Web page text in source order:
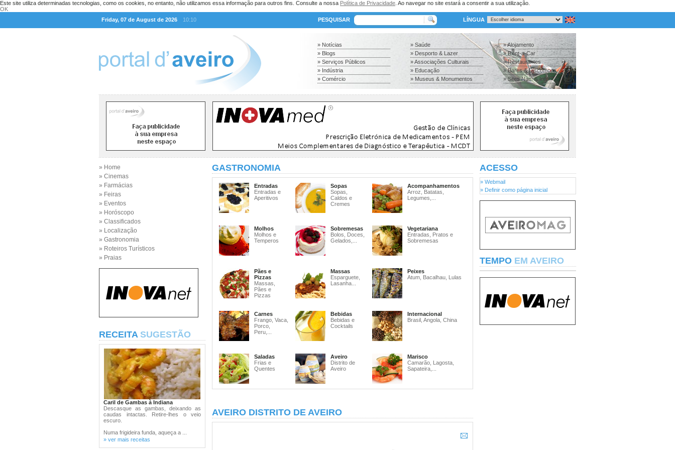
Este site utiliza determinadas tecnologias, como os cookies, no entanto, não utilizamos essa informação para outros fins. Consulte a nossa Política de Privacidade . Ao navegar no site estará a consentir a sua utilização.
OK
Friday, 07 de August de 2026
10:10 PESQUISAR LÍNGUA
» Notícias
» Blogs
» Serviços Públicos
» Indústria
» Comércio
» Saúde
» Desporto & Lazer
» Associações Culturais
» Educação
» Museus & Monumentos
» Alojamento
» Rent-a-Car
» Restaurantes
» Bares & Discotecas
» Sites Nac. & Inter.
» Home
» Cinemas
» Farmácias
» Feiras
» Eventos
» Horóscopo
» Classificados
» Localização
» Gastronomia
» Roteiros Turísticos
» Praias
RECEITA SUGESTÃO
Caril de Gambas à Indiana
Descasque as gambas, deixando as
caudas intactas. Retire-lhes o veio
escuro.
Numa frigideira funda, aqueça a ...
» ver mais receitas
GASTRONOMIA
Entradas
Entradas e
Aperitivos
Sopas
Sopas,
Caldos e
Cremes
Acompanhamentos
Arroz, Batatas,
Legumes,...
Molhos
Molhos e
Temperos
Sobremesas
Bolos, Doces,
Gelados,...
Vegetariana
Entradas, Pratos e
Sobremesas
Pães e
Pizzas
Massas,
Pães e
Pizzas
Massas
Esparguete,
Lasanha...
Peixes
Atum, Bacalhau, Lulas
Carnes
Frango, Vaca,
Porco,
Peru,...
Bebidas
Bebidas e
Cocktails
Internacional
Brasil, Angola, China
Saladas
Frias e
Quentes
Aveiro
Distrito de
Aveiro
Marisco
Camarão, Lagosta,
Sapateira,...
AVEIRO DISTRITO DE AVEIRO
ACESSO
» Webmail
» Definir como página inicial
TEMPO EM AVEIRO